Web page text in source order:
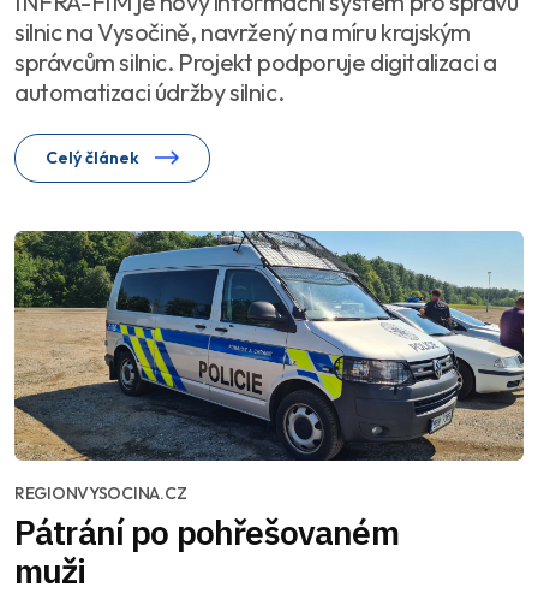
silnic na Vysočině, navržený na míru krajským
správcům silnic. Projekt podporuje digitalizaci a
automatizaci údržby silnic.
Celý článek
REGIONVYSOCINA.CZ
Pátrání po pohřešovaném
muži